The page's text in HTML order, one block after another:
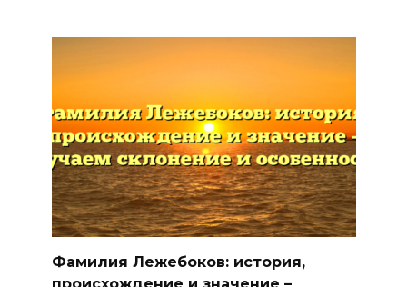
Фамилия Лежебоков: история,